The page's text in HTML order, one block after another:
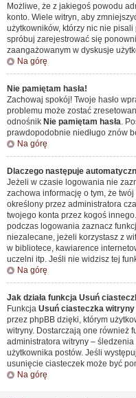
Możliwe, że z jakiegoś powodu
konto. Wiele witryn, aby
użytkowników, którzy nic nie pisali
spróbuj zarejestrować się
zaangażowanym w dyskusje
Na górę
Nie pamiętam hasła!
Zachowaj spokój! Twoje hasło
problemu może zostać
odnośnik Nie pamiętam hasła.
prawdopodobnie niedługo znów
Na górę
Dlaczego następuje
Jeżeli w czasie logowania nie
zachowa informację o tym, że
określony przez administratora
twojego konta przez kogoś
podczas logowania zaznacz
niezalecane, jeżeli korzystasz z
w bibliotece, kawiarence
uczelni itp. Jeśli nie widzisz tej
Na górę
Jak działa funkcja Usuń
Funkcja Usuń ciasteczka witryny
przez phpBB dzięki, którym
witryny. Dostarczają one również
administratora witryny –
użytkownika postów. Jeśli
usunięcie ciasteczek może być
Na górę